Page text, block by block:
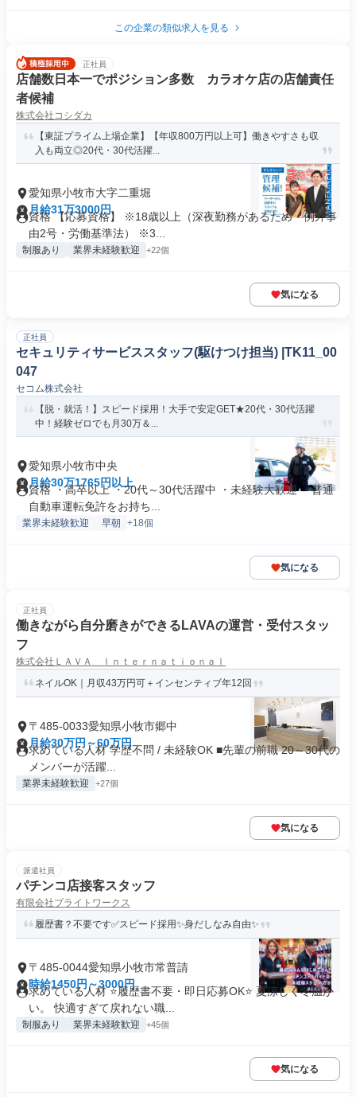
この企業の類似求人を見る
正社員
店舗数日本一でポジション多数 カラオケ店の店舗責任
者候補
株式会社コシダカ
【東証プライム上場企業】【年収800万円以上可】働きやすさも収
入も両立◎20代・30代活躍...
愛知県小牧市大字二重堀
月給31万3000円
資格 【応募資格】 ※18歳以上（深夜勤務があるため・例外事
由2号・労働基準法） ※3...
制服あり 業界未経験歓迎 +22個
気になる
正社員
セキュリティサービススタッフ(駆けつけ担当) |TK11_00
047
セコム株式会社
【脱・就活！】スピード採用！大手で安定GET★20代・30代活躍
中！経験ゼロでも月30万＆...
愛知県小牧市中央
月給30万1765円以上
資格 ・高卒以上 ・20代～30代活躍中 ・未経験大歓迎 ・普通
自動車運転免許をお持ち...
業界未経験歓迎 早朝 +18個
気になる
正社員
働きながら自分磨きができるLAVAの運営・受付スタッ
フ
株式会社ＬＡＶＡ Ｉｎｔｅｒｎａｔｉｏｎａｌ
ネイルOK｜月収43万円可＋インセンティブ年12回
〒485-0033愛知県小牧市郷中
月給30万円～60万円
求めている人材 学歴不問 / 未経験OK ■先輩の前職 20～30代の
メンバーが活躍...
業界未経験歓迎 +27個
気になる
派遣社員
パチンコ店接客スタッフ
有限会社ブライトワークス
履歴書？不要です✅スピード採用✨身だしなみ自由✨
〒485-0044愛知県小牧市常普請
時給1450円～3000円
求めている人材 ⭐履歴書不要・即日応募OK⭐ 夏涼しく冬温か
い。 快適すぎて戻れない職...
制服あり 業界未経験歓迎 +45個
気になる